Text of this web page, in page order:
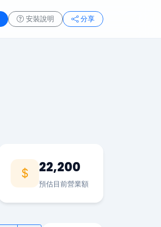
安裝說明 分享
22,200
預估目前營業額